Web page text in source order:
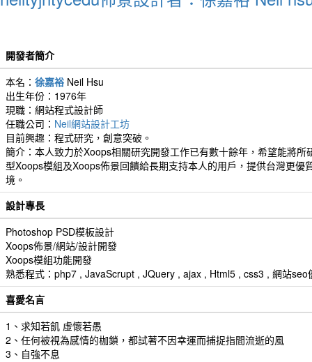
開發者簡介
本名： 徐嘉裕 Neil Hsu
出生年份：1976年
現職：網站程式設計師
任職公司： Neil網站設計工坊
目前興趣：程式研究，創意突破。
簡介：本人致力於Xoops相關研究開發工作已有數十餘年，希望能將所
型Xoops模組及Xoops佈景回饋給長期支持本人的用戶，提供台灣更優
境。
設計專長
Photoshop PSD模板設計
Xoops佈景/網站/設計開發
Xoops模組功能開發
熟悉程式：php7 , JavaScrupt , JQuery , ajax , Html5 , css3 , 網站seo
喜愛名言
1、求知若飢 虛懷若愚
2、任何被視為感情的枷鎖，都試著不因幸運而捕捉指間流逝的風
3、自強不息